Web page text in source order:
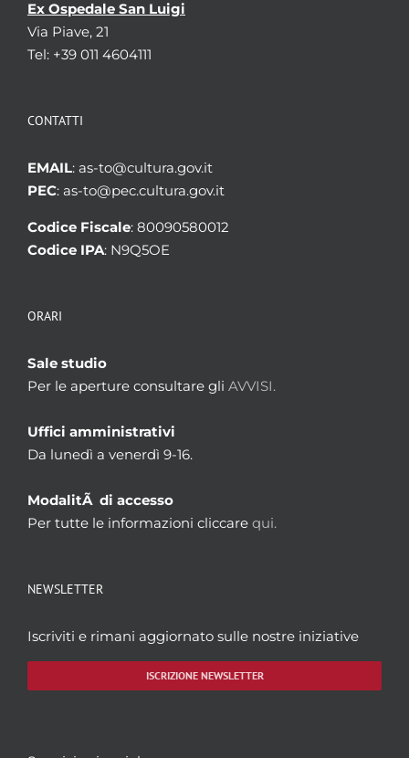
Ex Ospedale San Luigi
Via Piave, 21
Tel: +39 011 4604111
CONTATTI
EMAIL: as-to@cultura.gov.it
PEC: as-to@pec.cultura.gov.it
Codice Fiscale: 80090580012
Codice IPA: N9Q5OE
ORARI
Sale studio
Per le aperture consultare gli AVVISI.
Uffici amministrativi
Da lunedì a venerdì 9-16.
ModalitÃ di accesso
Per tutte le informazioni cliccare qui.
NEWSLETTER
Iscriviti e rimani aggiornato sulle nostre iniziative
ISCRIZIONE NEWSLETTER